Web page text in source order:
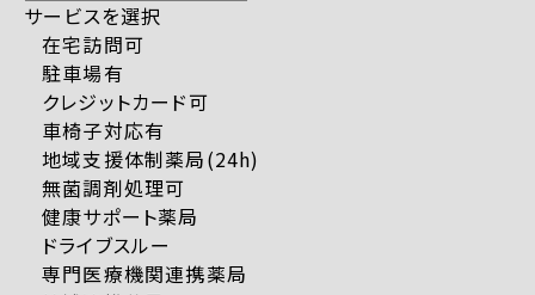
サービスを選択
在宅訪問可
駐車場有
クレジットカード可
車椅子対応有
地域支援体制薬局(24h)
無菌調剤処理可
健康サポート薬局
ドライブスルー
専門医療機関連携薬局